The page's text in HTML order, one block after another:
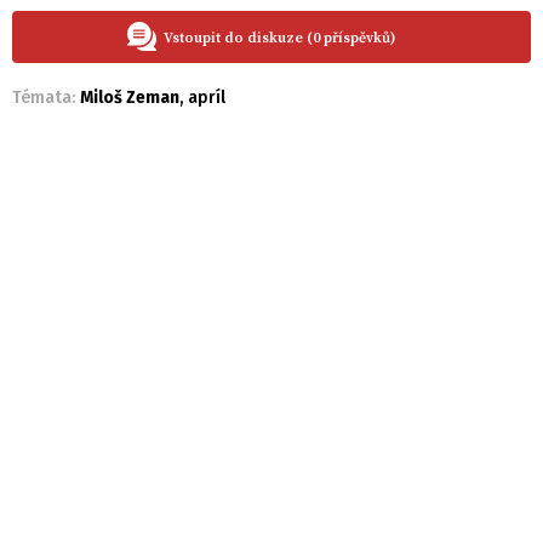
Vstoupit do diskuze (0 příspěvků)
Témata: Miloš Zeman, apríl